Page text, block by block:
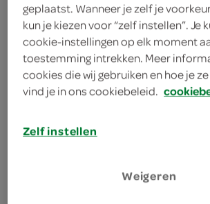
370 Gram
5.99 kies je
79 kies je
geplaatst. Wanneer je zelf je
kun je kiezen voor “zelf instellen”. Je
cookie-instellingen op elk moment
toestemming intrekken. Meer
cookies die wij gebruiken en hoe je
vind je in ons cookiebeleid.
Zelf instellen
Weigeren